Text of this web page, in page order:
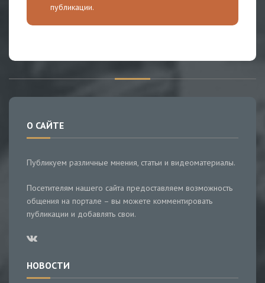
публикации.
О САЙТЕ
Публикуем различные мнения, статьи и видеоматериалы.
Посетителям нашего сайта предоставляем возможность
общения на портале – вы можете комментировать
публикации и добавлять свои.
НОВОСТИ